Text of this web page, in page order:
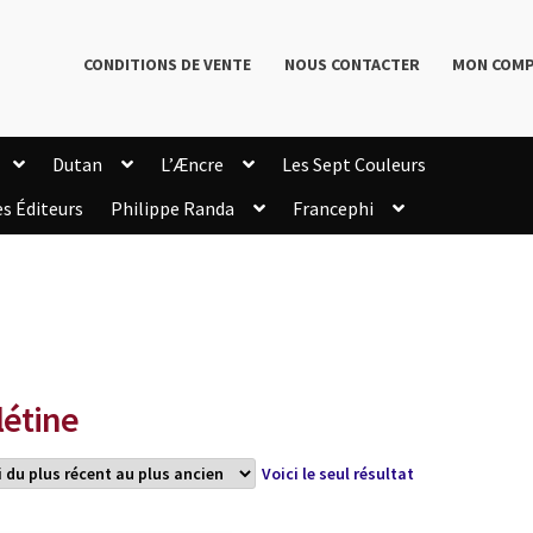
CONDITIONS DE VENTE NOUS CONTACTER MON
Dutan L’Æncre
Les Sept Couleurs
Éditeurs Philippe Randa
Francephi
Voici le seul résultat